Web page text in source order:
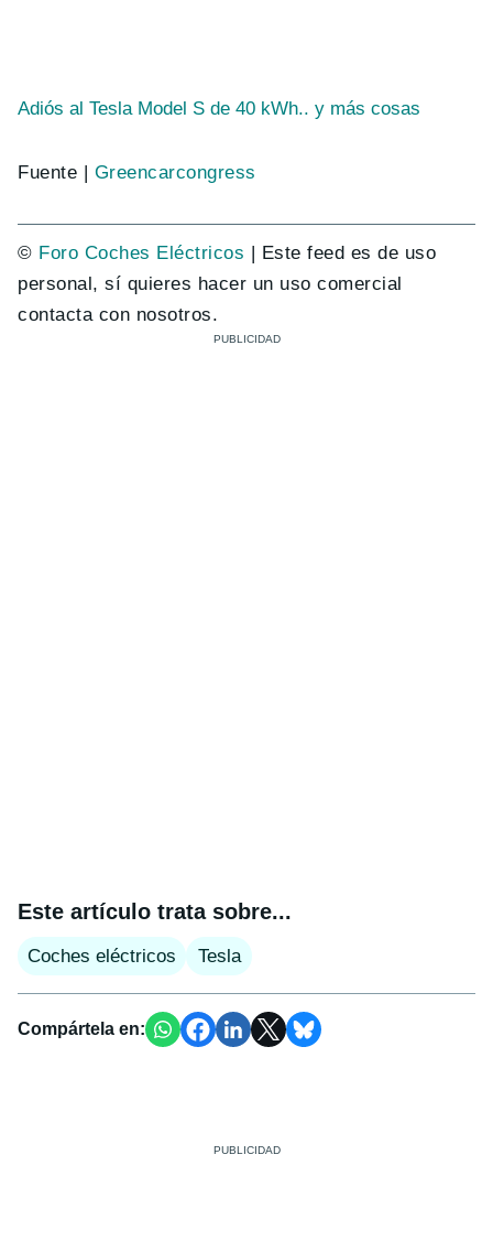
Adiós al Tesla Model S de 40 kWh.. y más cosas
Fuente | Greencarcongress
© Foro Coches Eléctricos | Este feed es de uso
personal, sí quieres hacer un uso comercial
contacta con nosotros.
Este artículo trata sobre...
Coches eléctricos Tesla
Compártela en: